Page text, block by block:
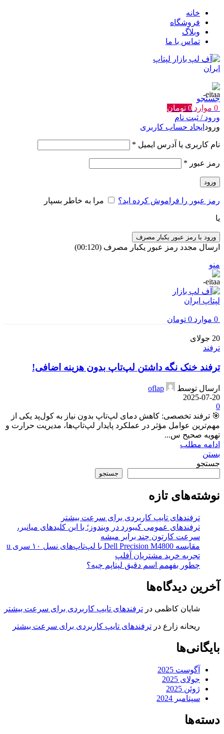
خانه
فروشگاه
وبلاگ
تماس با ما
جستجو
0 موارد 0 تومان
ورود / ثبت نام
ورود ایجاد حساب کاربری
نام کاربری یا آدرس ایمیل *
رمز عبور *
ورود
رمز عبور را فراموش کرده اید؟ مرا به خاطر بسپار
یا
ورود با رمز عبور یکبار مصرف
ارسال مجدد رمز عبور یکبار مصرف (00:
120
)
منو
0 موارد 0 تومان
20 جولای
ترفند
ترفند خنک نگه داشتن لپ‌تاپ بدون هزینه اضافی!
ارسال توسط
oflap
2025-07-20
0
🎯 ترفند تخصصی: کاهش دمای لپ‌تاپ بدون نیاز به کول‌پد یکی از
مهم‌ترین عوامل مؤثر در عملکرد پایدار لپ‌تاپ‌ها، مدیریت حرارت و
تهویه صحیح س...
ادامه مطلب
بستن
جستجو
جستجو
نوشته‌های تازه
ترفندهای تایپ کاربردی برای سرعت بیشتر
ترفندهای عمومی کیبورد در ویندوز؛ با این کلیدهای میانبر،
سرعت کارتون چند برابر میشه
مقایسه Dell Precision M4800 با لپ‌تاپ‌های نسل ۱۰ سری u
تجربه خرید مشتریان آفلپ
چطور بفهمم اسم دقیق لپتاپم چیه؟
آخرین دیدگاه‌ها
شایان کاظمی در ترفندهای تایپ کاربردی برای سرعت بیشتر
ریحانه زارع در ترفندهای تایپ کاربردی برای سرعت بیشتر
بایگانی‌ها
آگوست 2025
جولای 2025
ژوئن 2025
سپتامبر 2024
دسته‌ها